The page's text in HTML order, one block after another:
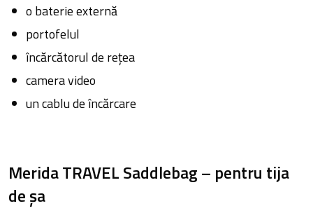
o baterie externă
portofelul
încărcătorul de rețea
camera video
un cablu de încărcare
Merida TRAVEL Saddlebag – pentru tija
de șa